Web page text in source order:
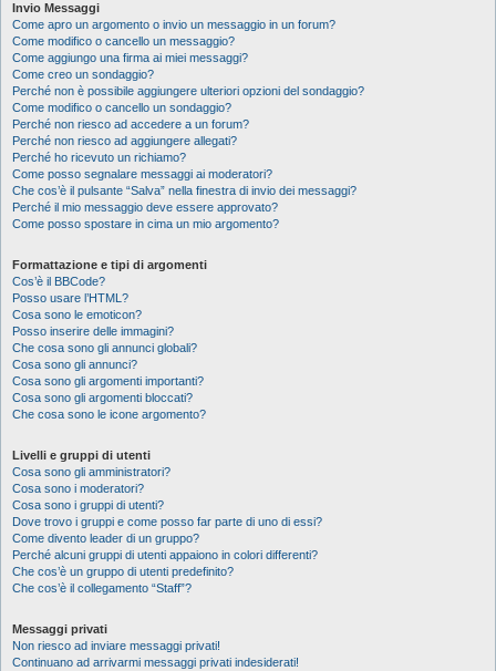
Invio Messaggi
Come apro un argomento o invio un messaggio in un forum?
Come modifico o cancello un messaggio?
Come aggiungo una firma ai miei messaggi?
Come creo un sondaggio?
Perché non è possibile aggiungere ulteriori opzioni del sondaggio?
Come modifico o cancello un sondaggio?
Perché non riesco ad accedere a un forum?
Perché non riesco ad aggiungere allegati?
Perché ho ricevuto un richiamo?
Come posso segnalare messaggi ai moderatori?
Che cos’è il pulsante “Salva” nella finestra di invio dei messaggi?
Perché il mio messaggio deve essere approvato?
Come posso spostare in cima un mio argomento?
Formattazione e tipi di argomenti
Cos’è il BBCode?
Posso usare l’HTML?
Cosa sono le emoticon?
Posso inserire delle immagini?
Che cosa sono gli annunci globali?
Cosa sono gli annunci?
Cosa sono gli argomenti importanti?
Cosa sono gli argomenti bloccati?
Che cosa sono le icone argomento?
Livelli e gruppi di utenti
Cosa sono gli amministratori?
Cosa sono i moderatori?
Cosa sono i gruppi di utenti?
Dove trovo i gruppi e come posso far parte di uno di essi?
Come divento leader di un gruppo?
Perché alcuni gruppi di utenti appaiono in colori differenti?
Che cos’è un gruppo di utenti predefinito?
Che cos’è il collegamento “Staff”?
Messaggi privati
Non riesco ad inviare messaggi privati!
Continuano ad arrivarmi messaggi privati indesiderati!